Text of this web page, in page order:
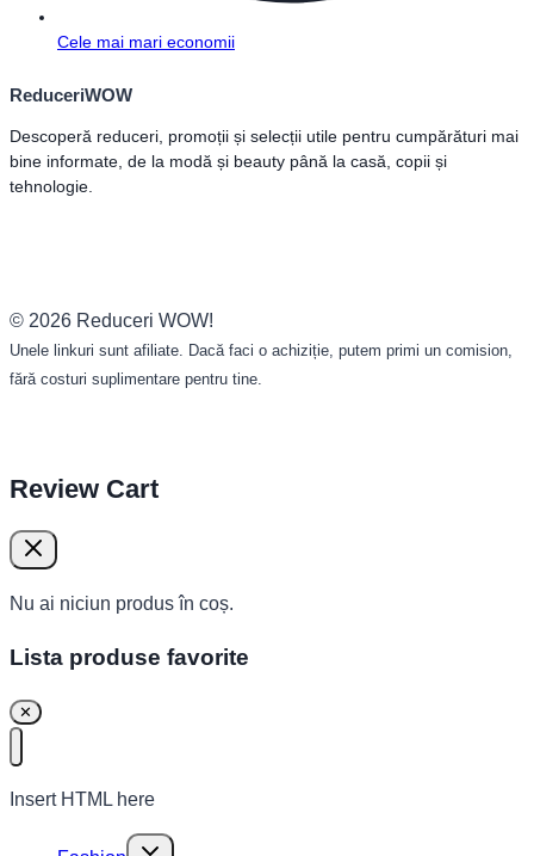
Cele mai mari economii
ReduceriWOW
Descoperă reduceri, promoții și selecții utile pentru cumpărături mai
bine informate, de la modă și beauty până la casă, copii și
tehnologie.
© 2026 Reduceri WOW!
Unele linkuri sunt afiliate. Dacă faci o achiziție, putem primi un comision,
fără costuri suplimentare pentru tine.
Review Cart
Nu ai niciun produs în coș.
Lista produse favorite
✕
Insert HTML here
Toggle